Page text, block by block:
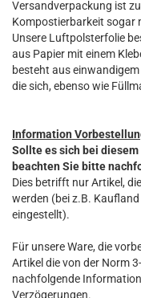
Versandverpackung ist zu
Kompostierbarkeit sogar
Unsere Luftpolsterfolie
aus Papier mit einem
besteht aus
die sich, ebenso wie
Information
Sollte es sich bei
beachten Sie bitte
Dies betrifft nur Artikel,
werden (bei z.B.
eingestellt).
Für unsere Ware, die
Artikel die von der Norm
nachfolgende
Verzögerungen.